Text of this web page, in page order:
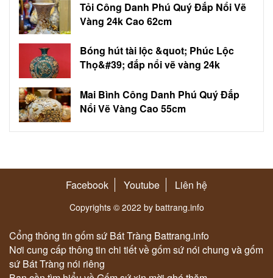
Tỏi Công Danh Phú Quý Đắp Nổi Vẽ
Vàng 24k Cao 62cm
Bóng hút tài lộc &quot; Phúc Lộc
Thọ&#39; đắp nổi vẽ vàng 24k
Mai Bình Công Danh Phú Quý Đắp
Nổi Vẽ Vàng Cao 55cm
Facebook Youtube Liên hệ
Copyrights © 2022 by battrang.info
Cổng thông tin gốm sứ Bát Tràng Battrang.info
Nơi cung cấp thông tin chi tiết về gốm sứ nói chung và gốm
sứ Bát Tràng nói riêng